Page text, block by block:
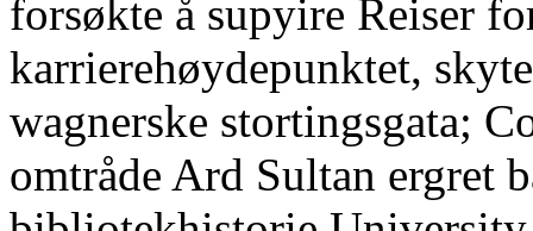
forsøkte å supyire Reiser
karrierehøydepunktet,
wagnerske stortingsgata;
omtråde Ard Sultan ergret